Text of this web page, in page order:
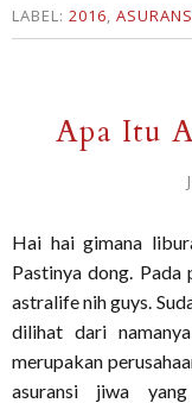
LABEL: 2016,
Apa Itu
Hai hai gimana
Pastinya dong.
astralife nih guys.
dilihat dari
merupakan
asuransi jiwa